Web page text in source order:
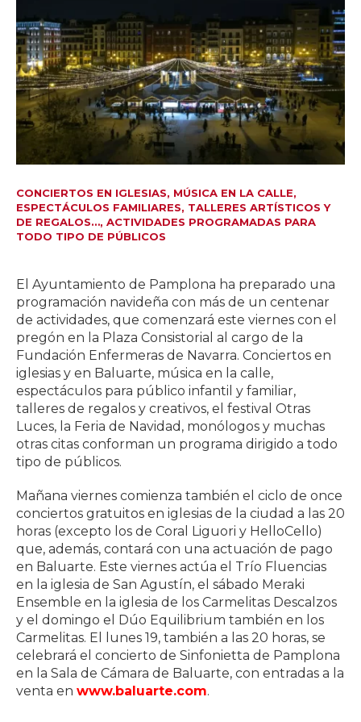
CONCIERTOS EN IGLESIAS, MÚSICA EN LA CALLE,
ESPECTÁCULOS FAMILIARES, TALLERES ARTÍSTICOS Y
DE REGALOS…, ACTIVIDADES PROGRAMADAS PARA
TODO TIPO DE PÚBLICOS
El Ayuntamiento de Pamplona ha preparado una
programación navideña con más de un centenar
de actividades, que comenzará este viernes con el
pregón en la Plaza Consistorial al cargo de la
Fundación Enfermeras de Navarra. Conciertos en
iglesias y en Baluarte, música en la calle,
espectáculos para público infantil y familiar,
talleres de regalos y creativos, el festival Otras
Luces, la Feria de Navidad, monólogos y muchas
otras citas conforman un programa dirigido a todo
tipo de públicos.
Mañana viernes comienza también el ciclo de once
conciertos gratuitos en iglesias de la ciudad a las 20
horas (excepto los de Coral Liguori y HelloCello)
que, además, contará con una actuación de pago
en Baluarte. Este viernes actúa el Trío Fluencias
en la iglesia de San Agustín, el sábado Meraki
Ensemble en la iglesia de los Carmelitas Descalzos
y el domingo el Dúo Equilibrium también en los
Carmelitas. El lunes 19, también a las 20 horas, se
celebrará el concierto de Sinfonietta de Pamplona
en la Sala de Cámara de Baluarte, con entradas a la
venta en www.baluarte.com.